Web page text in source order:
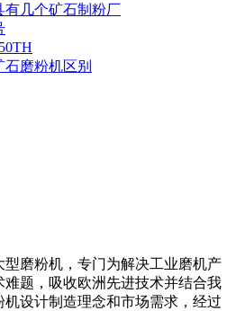
有几个矿石制粉厂
磨粉机区别
型磨粉机，专门为解决工业磨机产
难题，吸收欧洲先进技术并结合我
设计制造理念和市场需求，经过